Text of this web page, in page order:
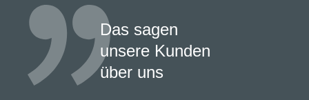
Das sagen
unsere Kunden
über uns